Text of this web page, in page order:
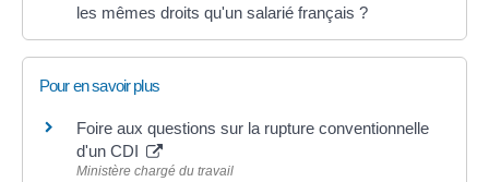
les mêmes droits qu'un salarié français ?
Pour en savoir plus
Foire aux questions sur la rupture conventionnelle
d'un CDI
Ministère chargé du travail